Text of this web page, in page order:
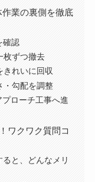
作業の裏側を徹底
確認
枚ずつ撤去
れいに回収
勾配を調整
ローチ工事へ進
ワクワク質問コ
と、どんなメリ